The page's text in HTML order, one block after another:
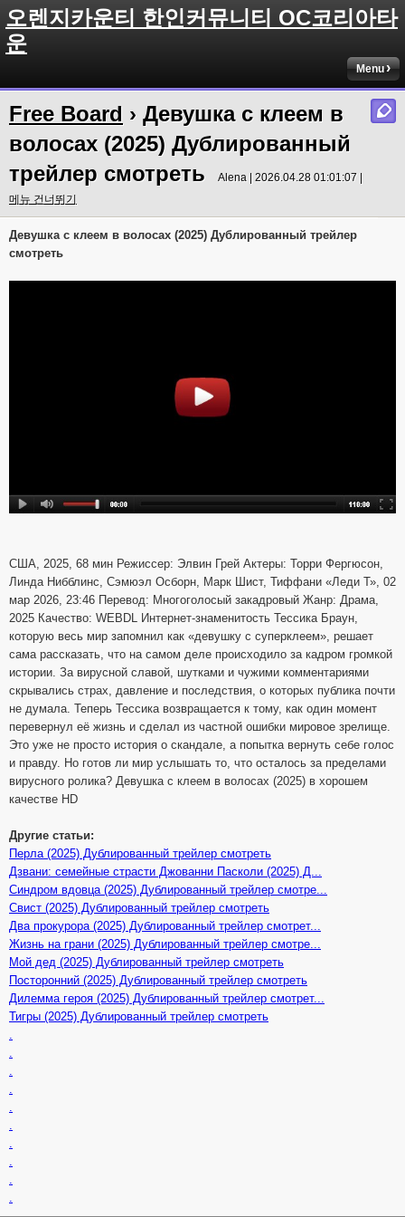
오렌지카운티 한인커뮤니티 OC코리아타
운
Menu
Free Board › Девушка с клеем в
волосах (2025) Дублированный
трейлер смотреть
Alena | 2026.04.28 01:01:07 |
메뉴 건너뛰기
Девушка с клеем в волосах (2025) Дублированный трейлер
смотреть
США, 2025, 68 мин Режиссер: Элвин Грей Актеры: Торри Фергюсон,
Линда Нибблинс, Сэмюэл Осборн, Марк Шист, Тиффани «Леди Т», 02
мар 2026, 23:46 Перевод: Многоголосый закадровый Жанр: Драма,
2025 Качество: WEBDL Интернет-знаменитость Тессика Браун,
которую весь мир запомнил как «девушку с суперклеем», решает
сама рассказать, что на самом деле происходило за кадром громкой
истории. За вирусной славой, шутками и чужими комментариями
скрывались страх, давление и последствия, о которых публика почти
не думала. Теперь Тессика возвращается к тому, как один момент
перевернул её жизнь и сделал из частной ошибки мировое зрелище.
Это уже не просто история о скандале, а попытка вернуть себе голос
и правду. Но готов ли мир услышать то, что осталось за пределами
вирусного ролика? Девушка с клеем в волосах (2025) в хорошем
качестве HD
Другие статьи:
Перла (2025) Дублированный трейлер смотреть
Дзвани: семейные страсти Джованни Пасколи (2025) Д...
Синдром вдовца (2025) Дублированный трейлер смотре...
Свист (2025) Дублированный трейлер смотреть
Два прокурора (2025) Дублированный трейлер смотрет...
Жизнь на грани (2025) Дублированный трейлер смотре...
Мой дед (2025) Дублированный трейлер смотреть
Посторонний (2025) Дублированный трейлер смотреть
Дилемма героя (2025) Дублированный трейлер смотрет...
Тигры (2025) Дублированный трейлер смотреть